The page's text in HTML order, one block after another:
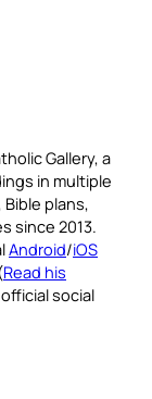
Gallery, a
in multiple
plans,
since 2013.
Android/iOS
Read his
social